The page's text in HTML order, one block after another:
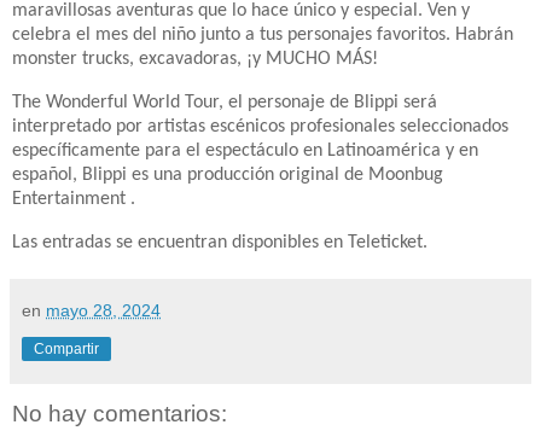
maravillosas aventuras que lo hace único y especial. Ven y
celebra el mes del niño junto a tus personajes favoritos. Habrán
monster trucks, excavadoras, ¡y MUCHO MÁS!
The Wonderful World Tour, el personaje de Blippi será
interpretado por artistas escénicos profesionales seleccionados
específicamente para el espectáculo en Latinoamérica y en
español, Blippi es una producción original de Moonbug
Entertainment .
Las entradas se encuentran disponibles en Teleticket.
en mayo 28, 2024
Compartir
No hay comentarios: